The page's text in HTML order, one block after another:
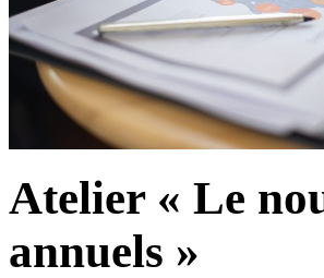
Atelier « Le
annuels »